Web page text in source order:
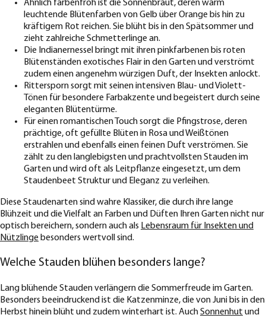
Ähnlich farbenfroh ist die Sonnenbraut, deren warm
leuchtende Blütenfarben von Gelb über Orange bis hin zu
kräftigem Rot reichen. Sie blüht bis in den Spätsommer und
zieht zahlreiche Schmetterlinge an.
Die Indianernessel bringt mit ihren pinkfarbenen bis roten
Blütenständen exotisches Flair in den Garten und verströmt
zudem einen angenehm würzigen Duft, der Insekten anlockt.
Rittersporn sorgt mit seinen intensiven Blau- und Violett-
Tönen für besondere Farbakzente und begeistert durch seine
eleganten Blütentürme.
Für einen romantischen Touch sorgt die Pfingstrose, deren
prächtige, oft gefüllte Blüten in Rosa und Weißtönen
erstrahlen und ebenfalls einen feinen Duft verströmen. Sie
zählt zu den langlebigsten und prachtvollsten Stauden im
Garten und wird oft als Leitpflanze eingesetzt, um dem
Staudenbeet Struktur und Eleganz zu verleihen.
Diese Staudenarten sind wahre Klassiker, die durch ihre lange
Blühzeit und die Vielfalt an Farben und Düften Ihren Garten nicht nur
optisch bereichern, sondern auch als Lebensraum für Insekten und
Nützlinge besonders wertvoll sind.
Welche Stauden blühen besonders lange?
Lang blühende Stauden verlängern die Sommerfreude im Garten.
Besonders beeindruckend ist die Katzenminze, die von Juni bis in den
Herbst hinein blüht und zudem winterhart ist. AuchSonnenhut und